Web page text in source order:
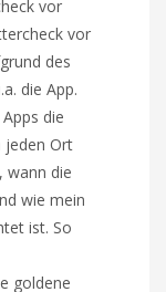
vor
vor
des
die App.
die
jeden Ort
wann die
wie mein
ist. So
goldene